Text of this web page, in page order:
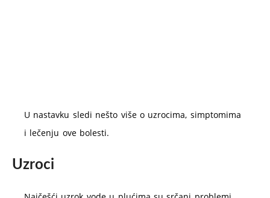
U nastavku sledi nešto više o uzrocima, simptomima
i lečenju ove bolesti.
Uzroci